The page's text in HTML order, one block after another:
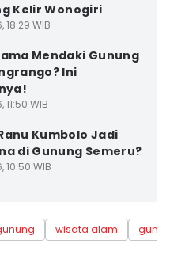
Kelir Wonogiri
18:29 WIB
Mendaki Gunung
Ini
11:50 WIB
Kumbolo Jadi
di Gunung Semeru?
10:50 WIB
wisata alam